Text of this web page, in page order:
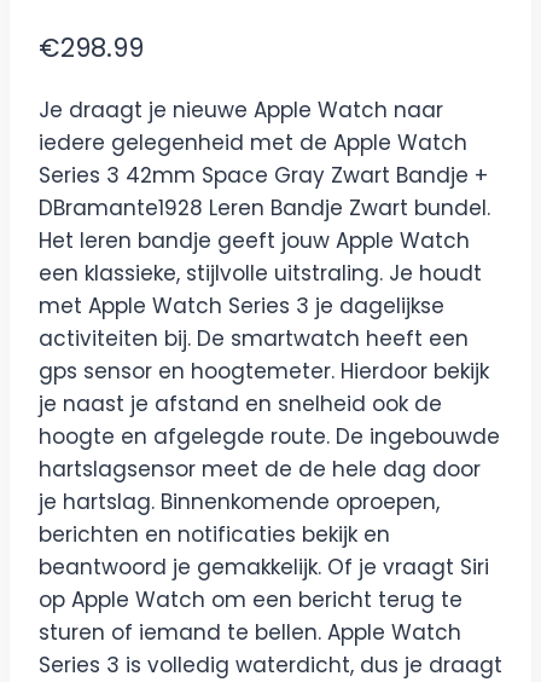
€298.99
Je draagt je nieuwe Apple Watch naar
iedere gelegenheid met de Apple Watch
Series 3 42mm Space Gray Zwart Bandje +
DBramante1928 Leren Bandje Zwart bundel.
Het leren bandje geeft jouw Apple Watch
een klassieke, stijlvolle uitstraling. Je houdt
met Apple Watch Series 3 je dagelijkse
activiteiten bij. De smartwatch heeft een
gps sensor en hoogtemeter. Hierdoor bekijk
je naast je afstand en snelheid ook de
hoogte en afgelegde route. De ingebouwde
hartslagsensor meet de de hele dag door
je hartslag. Binnenkomende oproepen,
berichten en notificaties bekijk en
beantwoord je gemakkelijk. Of je vraagt Siri
op Apple Watch om een bericht terug te
sturen of iemand te bellen. Apple Watch
Series 3 is volledig waterdicht, dus je draagt